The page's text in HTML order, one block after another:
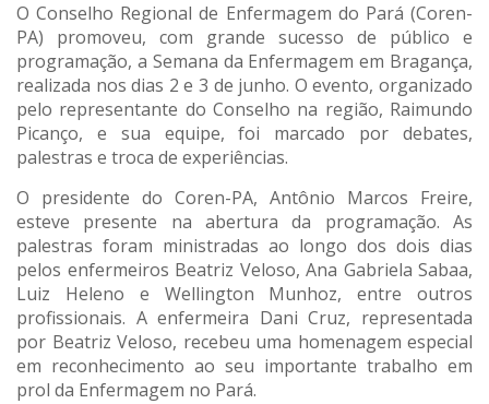
O Conselho Regional de Enfermagem do Pará (Coren-
PA) promoveu, com grande sucesso de público e
programação, a Semana da Enfermagem em Bragança,
realizada nos dias 2 e 3 de junho. O evento, organizado
pelo representante do Conselho na região, Raimundo
Picanço, e sua equipe, foi marcado por debates,
palestras e troca de experiências.
O presidente do Coren-PA, Antônio Marcos Freire,
esteve presente na abertura da programação. As
palestras foram ministradas ao longo dos dois dias
pelos enfermeiros Beatriz Veloso, Ana Gabriela Sabaa,
Luiz Heleno e Wellington Munhoz, entre outros
profissionais. A enfermeira Dani Cruz, representada
por Beatriz Veloso, recebeu uma homenagem especial
em reconhecimento ao seu importante trabalho em
prol da Enfermagem no Pará.